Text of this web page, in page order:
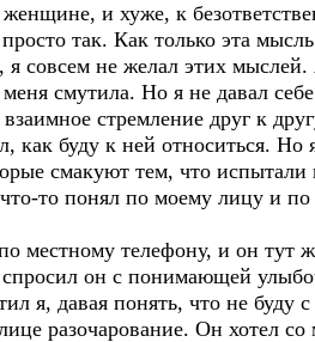
и хуже, к
так. Как только эта
совсем не желал этих
смутила. Но я не давал
стремление друг к
как буду к ней относиться.
смакуют тем, что
то понял по моему лицу и
местному телефону, и он тут
он с понимающей
я, давая понять, что не буду
разочарование. Он хотел